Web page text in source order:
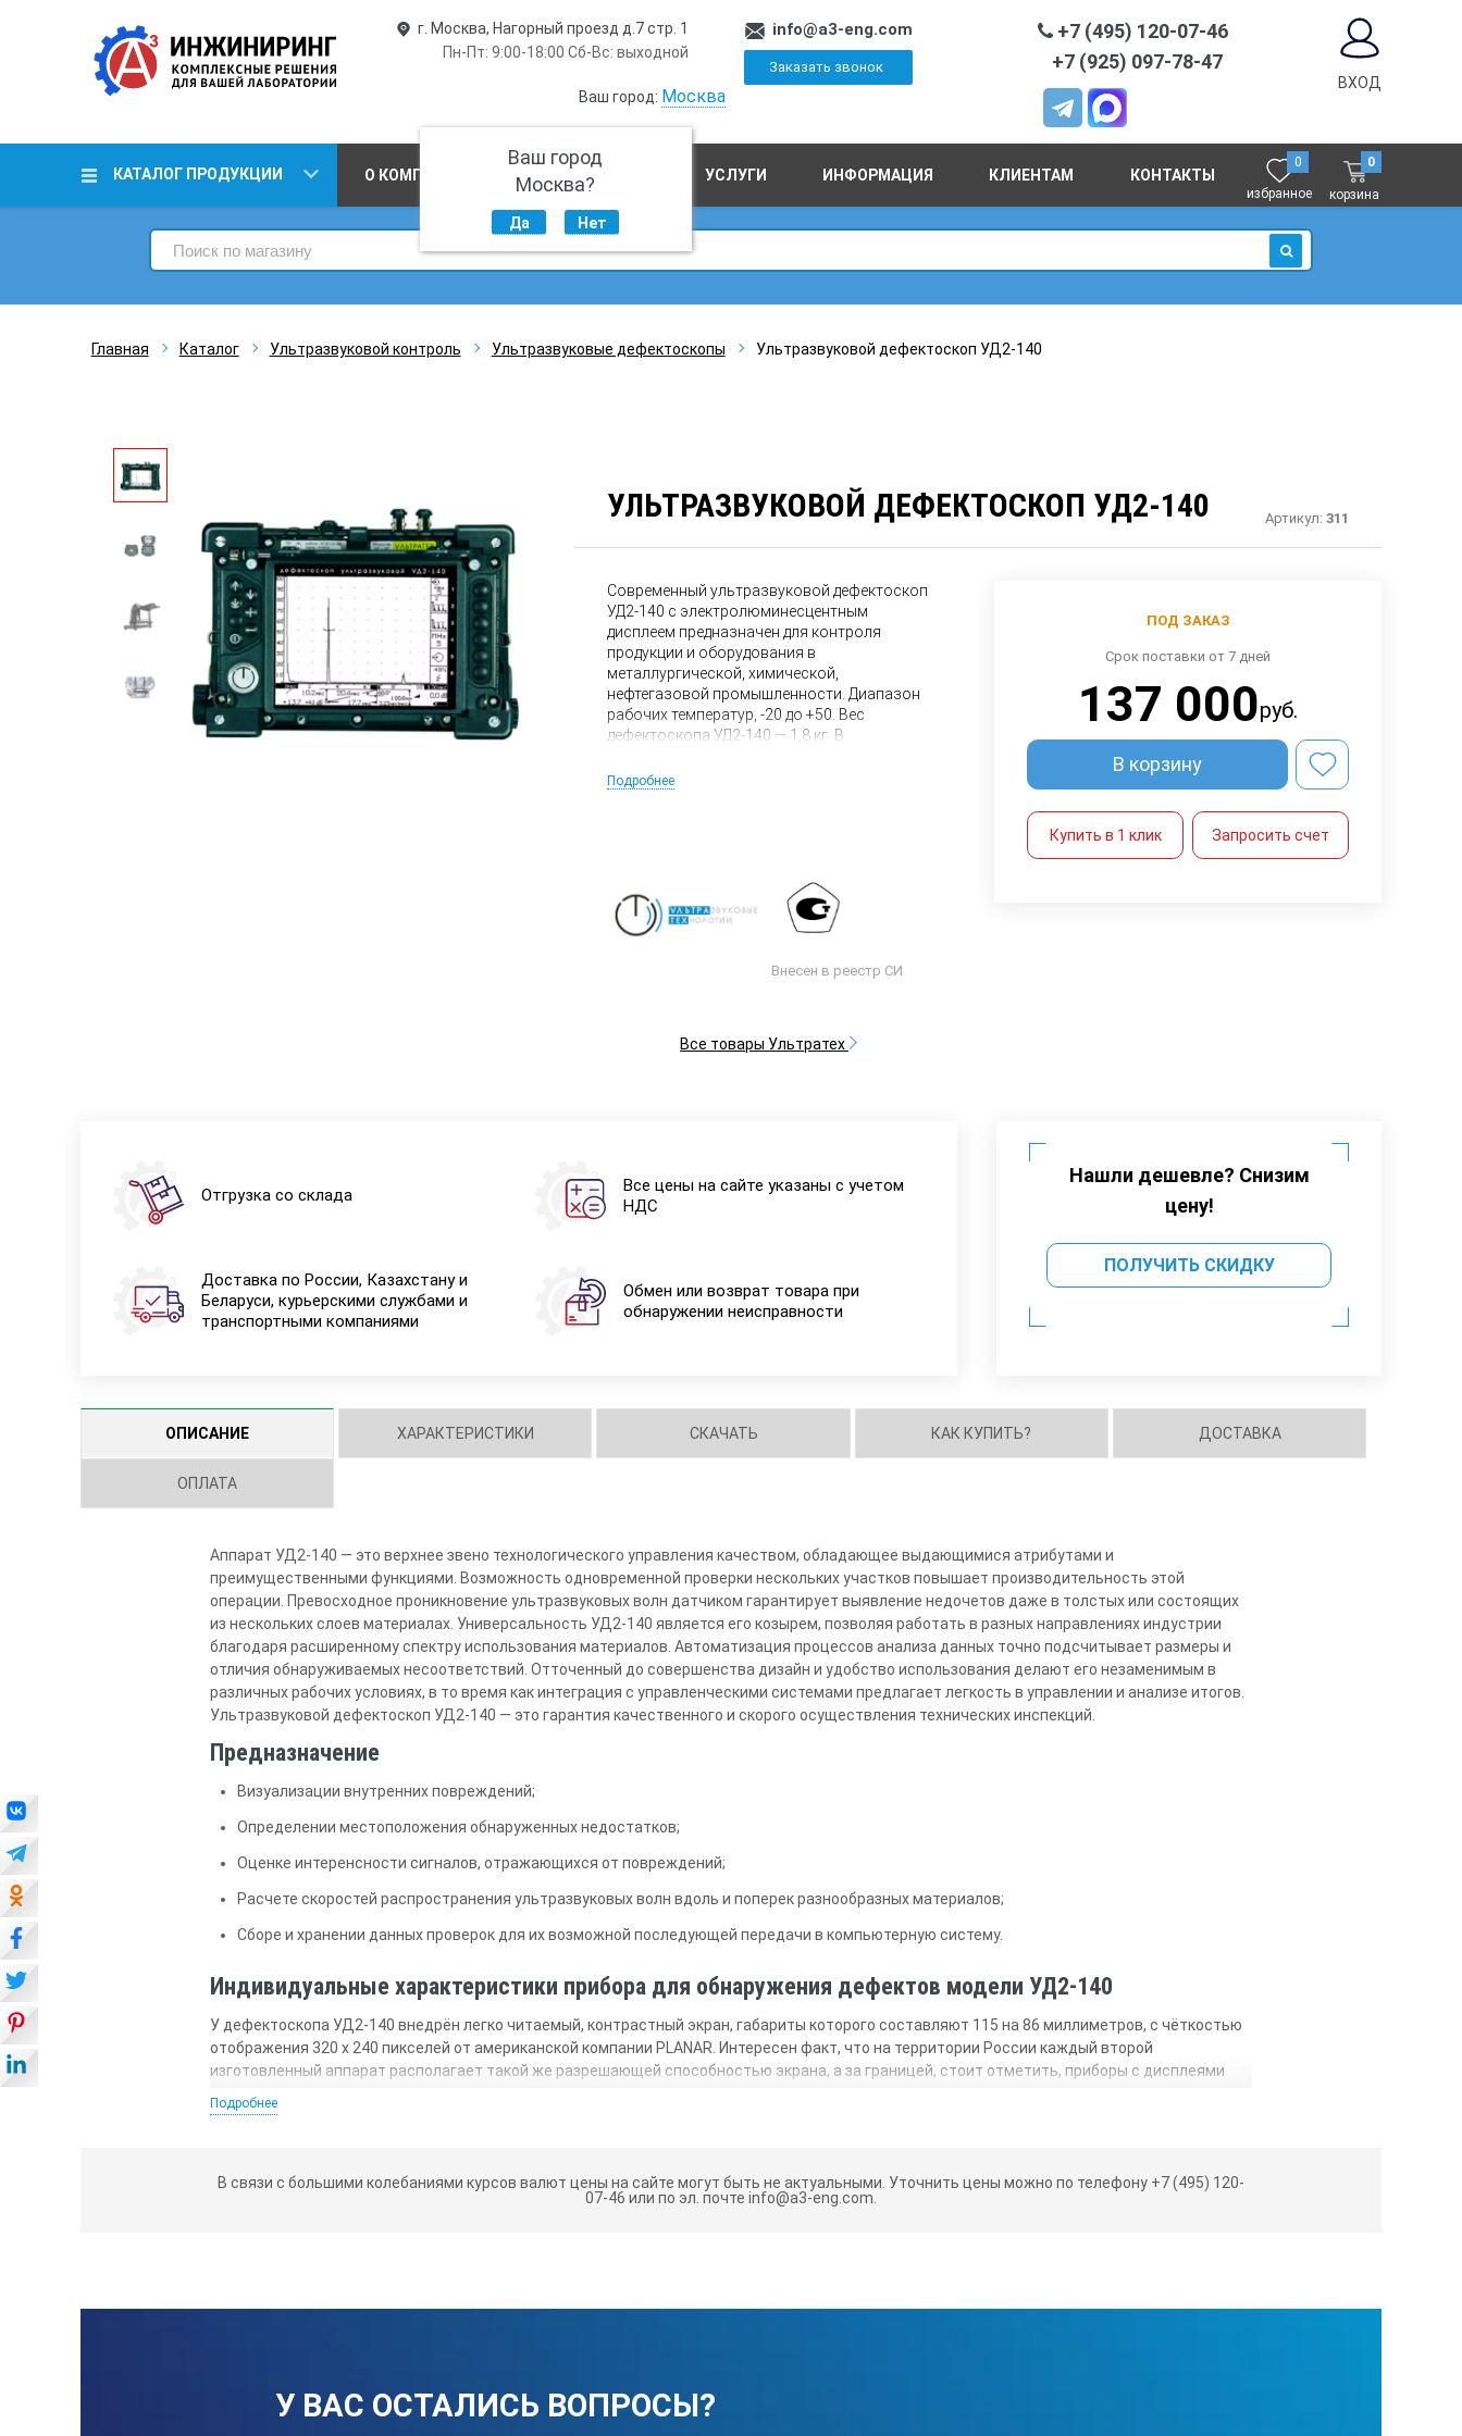
г. Москва, Нагорный проезд д.7 стр. 1
Пн-Пт: 9:00-18:00 Сб-Вс: выходной
Ваш город: Москва
Ваш город
Москва?
Да Нет
info@a3-eng.com
Заказать звонок
+7 (495) 120-07-46
+7 (925) 097-78-47
ВХОД
КАТАЛОГ ПРОДУКЦИИ О КОМПАНИИ ПРОИЗВОДСТВО УСЛУГИ ИНФОРМАЦИЯ КЛИЕНТАМ КОНТАКТЫ
0
избранное
0
корзина
ИСКАТЬ
Главная Каталог Ультразвуковой контроль Ультразвуковые дефектоскопы Ультразвуковой дефектоскоп УД2-140
УЛЬТРАЗВУКОВОЙ ДЕФЕКТОСКОП УД2-140 Артикул:311
Современный ультразвуковой дефектоскоп
УД2-140 с электролюминесцентным
дисплеем предназначен для контроля
продукции и оборудования в
металлургической, химической,
нефтегазовой промышленности. Диапазон
рабочих температур, -20 до +50. Вес
дефектоскопа УД2-140 — 1,8 кг. В
дефектоскопа УД2-140 входят 6
единственный ультразвуковой
дефектоскоп с поворотной панелью
управления. Дефектоскоп УД2-140 внесен в
Госреестр средств измерений РФ.
Подробнее
Внесен в реестр СИ
Все товары Ультратех
ПОД ЗАКАЗ
Срок поставки от 7 дней
137 000руб.
В корзину
Купить в 1 клик Запросить счет
Отгрузка со склада
Все цены на сайте указаны с учетом
НДС
Доставка по России, Казахстану и
Беларуси, курьерскими службами и
транспортными компаниями
Обмен или возврат товара при
обнаружении неисправности
Нашли дешевле? Снизим
цену!
ПОЛУЧИТЬ СКИДКУ
ОПИСАНИЕ ХАРАКТЕРИСТИКИ СКАЧАТЬ КАК КУПИТЬ? ДОСТАВКА
ОПЛАТА
Аппарат УД2-140 — это верхнее звено технологического управления качеством, обладающее выдающимися атрибутами и
преимущественными функциями. Возможность одновременной проверки нескольких участков повышает производительность этой
операции. Превосходное проникновение ультразвуковых волн датчиком гарантирует выявление недочетов даже в толстых или состоящих
из нескольких слоев материалах. Универсальность УД2-140 является его козырем, позволяя работать в разных направлениях индустрии
благодаря расширенному спектру использования материалов. Автоматизация процессов анализа данных точно подсчитывает размеры и
отличия обнаруживаемых несоответствий. Отточенный до совершенства дизайн и удобство использования делают его незаменимым в
различных рабочих условиях, в то время как интеграция с управленческими системами предлагает легкость в управлении и анализе итогов.
Ультразвуковой дефектоскоп УД2-140 — это гарантия качественного и скорого осуществления технических инспекций.
Предназначение
Визуализации внутренних повреждений;
Определении местоположения обнаруженных недостатков;
Оценке интеренсности сигналов, отражающихся от повреждений;
Расчете скоростей распространения ультразвуковых волн вдоль и поперек разнообразных материалов;
Сборе и хранении данных проверок для их возможной последующей передачи в компьютерную систему.
Индивидуальные характеристики прибора для обнаружения дефектов модели УД2-140
У дефектоскопа УД2-140 внедрён легко читаемый, контрастный экран, габариты которого составляют 115 на 86 миллиметров, с чёткостью
отображения 320 х 240 пикселей от американской компании PLANAR. Интересен факт, что на территории России каждый второй
изготовленный аппарат располагает такой же разрешающей способностью экрана, а за границей, стоит отметить, приборы с дисплеями
меньшей разрешающей способности, чем 320 на 240 пикселей, за последние пятнадцать лет фактически не производятся.
устройствах с электронно-лучевыми трубками, при этом следует подчеркнуть, что яркость EL-дисплеев существенно превышает ту,
которую мы видим у обычных трубок. Несмотря на то что лучшие зарубежные дефектоскопы работают с частотой развёртки в 60 кадров в
Подробнее
В связи с большими колебаниями курсов валют цены на сайте могут быть не актуальными. Уточнить цены можно по телефону +7 (495) 120-
07-46 или по эл. почте info@a3-eng.com.
У ВАС ОСТАЛИСЬ ВОПРОСЫ?